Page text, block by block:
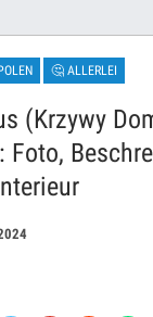
🤔 ALLERLEI
(Krzywy
Foto,